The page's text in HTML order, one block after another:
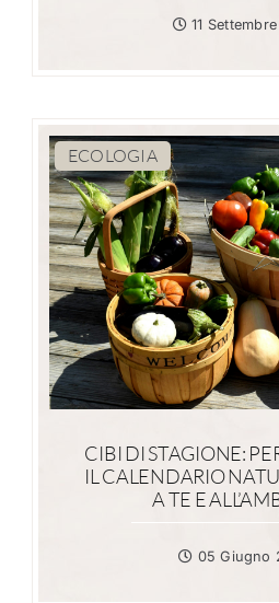
11
ECOLOGIA
CIBI DI STAGIONE:
IL CALENDARIO
A TE E
05 Giugno